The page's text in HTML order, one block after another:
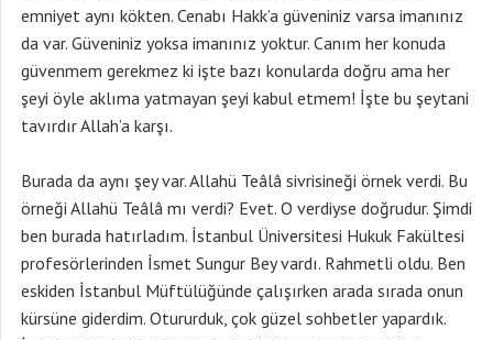
emniyet aynı kökten. Cenabı Hakk’a güveniniz varsa imanınız
da var. Güveniniz yoksa imanınız yoktur. Canım her konuda
güvenmem gerekmez ki işte bazı konularda doğru ama her
şeyi öyle aklıma yatmayan şeyi kabul etmem! İşte bu şeytani
tavırdır Allah’a karşı.
Burada da aynı şey var. Allahü Teâlâ sivrisineği örnek verdi. Bu
örneği Allahü Teâlâ mı verdi? Evet. O verdiyse doğrudur. Şimdi
ben burada hatırladım. İstanbul Üniversitesi Hukuk Fakültesi
profesörlerinden İsmet Sungur Bey vardı. Rahmetli oldu. Ben
eskiden İstanbul Müftülüğünde çalışırken arada sırada onun
kürsüne giderdim. Otururduk, çok güzel sohbetler yapardık.